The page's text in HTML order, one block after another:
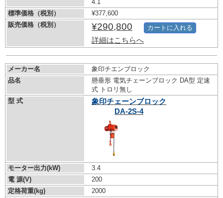
4.1
標準価格（税別）
¥377,600
販売価格（税別）
¥290,800
詳細はこちらへ
カートに入れる
メーカー名
象印チエンブロック
品名
懸垂形 電気チェーンブロック DA型 定速
式 トロリ無し
型 式
象印チェーンブロック
DA-2S-4
モーター出力(kW)
3.4
電 源(V)
200
定格荷重(kg)
2000